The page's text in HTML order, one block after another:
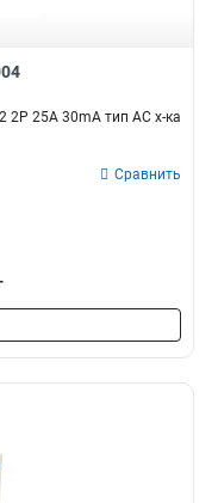
25A 30mA тип AC х-ка
Сравнить